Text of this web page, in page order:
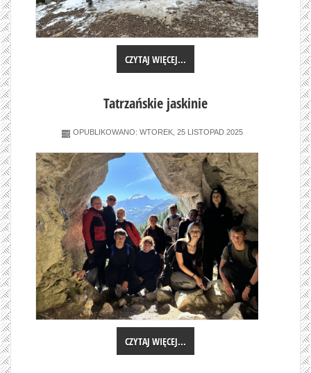
CZYTAJ WIĘCEJ...
Tatrzańskie jaskinie
OPUBLIKOWANO: WTOREK, 25 LISTOPAD 2025
CZYTAJ WIĘCEJ...